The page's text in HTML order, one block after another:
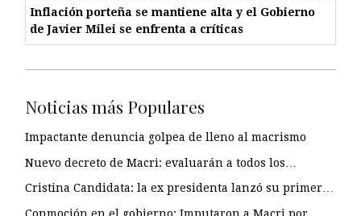
Inflación porteña se mantiene alta y el Gobierno
de Javier Milei se enfrenta a críticas
Noticias más Populares
Impactante denuncia golpea de lleno al macrismo
Nuevo decreto de Macri: evaluarán a todos los…
Cristina Candidata: la ex presidenta lanzó su primer…
Conmoción en el gobierno: Imputaron a Macri por…